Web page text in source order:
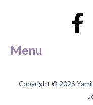
Menu
Copyright © 2026